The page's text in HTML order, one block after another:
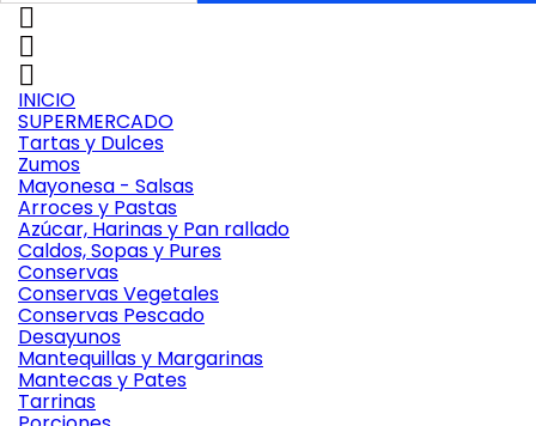



INICIO
SUPERMERCADO
Tartas y Dulces
Zumos
Mayonesa - Salsas
Arroces y Pastas
Azúcar, Harinas y Pan rallado
Caldos, Sopas y Pures
Conservas
Conservas Vegetales
Conservas Pescado
Desayunos
Mantequillas y Margarinas
Mantecas y Pates
Tarrinas